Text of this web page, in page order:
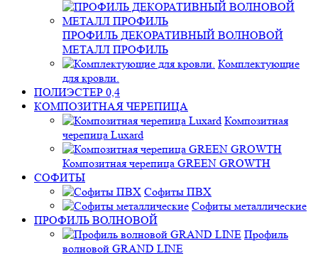
ПРОФИЛЬ ДЕКОРАТИВНЫЙ ВОЛНОВОЙ
МЕТАЛЛ ПРОФИЛЬ
Комплектующие
для кровли.
ПОЛИЭСТЕР 0,4
КОМПОЗИТНАЯ ЧЕРЕПИЦА
Композитная
черепица Luxard
Композитная черепица GREEN GROWTH
СОФИТЫ
Софиты ПВХ
Софиты металлические
ПРОФИЛЬ ВОЛНОВОЙ
Профиль
волновой GRAND LINE